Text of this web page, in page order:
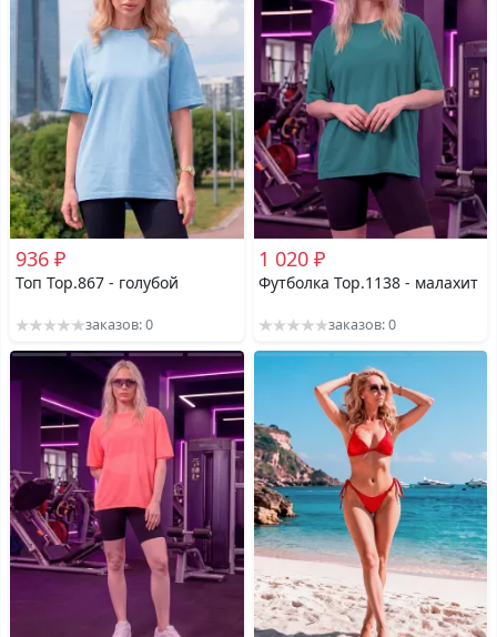
936 ₽
Топ Top.867 - голубой
заказов: 0
1 020 ₽
Футболка Top.1138 - малахит
заказов: 0